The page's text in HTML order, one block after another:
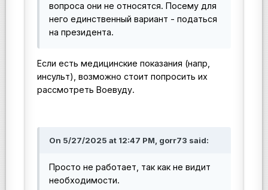
вопроса они не относятся. Посему для
него единственный вариант - податься
на президента.
Если есть медицинские показания (напр,
инсульт), возможно стоит попросить их
рассмотреть Воевуду.
On 5/27/2025 at 12:47 PM, gorr73 said:
Просто не работает, так как не видит
необходимости.